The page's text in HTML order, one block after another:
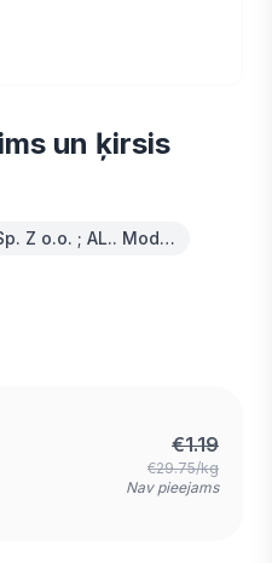
un ķirsis
Z o.o. ; AL.. Mod…
€1.19
€29.75/kg
Nav pieejams